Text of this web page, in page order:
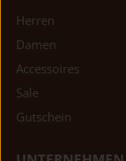
Herren
Damen
Accessoires
Sale
Gutschein